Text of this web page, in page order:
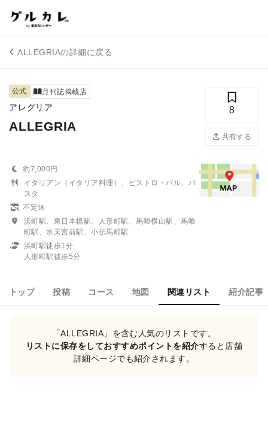
ALLEGRIAの詳細に戻る
公式 月刊誌掲載店
アレグリア
ALLEGRIA
8
共有する
約7,000円
イタリアン（イタリア料理）、ビストロ・バル、パ
スタ
不定休
浜町駅、東日本橋駅、人形町駅、馬喰横山駅、馬喰
町駅、水天宮前駅、小伝馬町駅
浜町駅徒歩1分
人形町駅徒歩5分
トップ 投稿 コース 地図 関連リスト 紹介記事
「ALLEGRIA」を含む人気のリストです。
リストに保存をしておすすめポイントを紹介すると店舗
詳細ページでも紹介されます。